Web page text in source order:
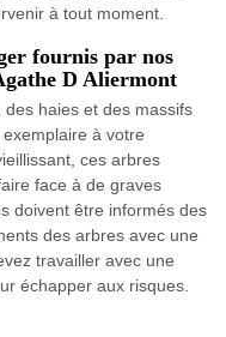
à tout moment.
fournis par nos
D Aliermont
haies et des massifs
à votre
ces arbres
face à de graves
doivent être informés des
des arbres avec une
travailler avec une
échapper aux risques.